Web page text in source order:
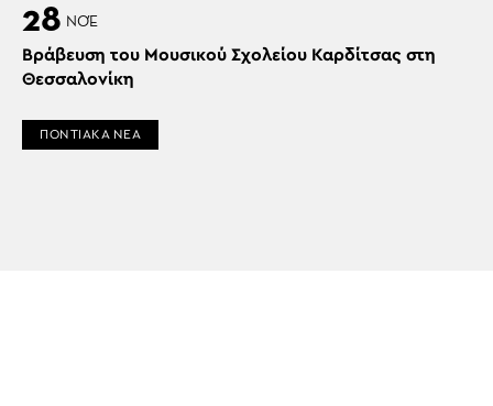
28 ΝΟΈ
Βράβευση του Μουσικού Σχολείου Καρδίτσας στη
Θεσσαλονίκη
ΠΟΝΤΙΑΚΑ ΝΕΑ